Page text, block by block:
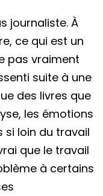
journaliste. À
ce qui est un
pas vraiment
suite à une
des livres que
les émotions
si loin du travail
que le travail
à certains